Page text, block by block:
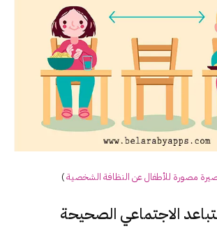
مصورة للأطفال عن النظافة الشخصية)
الاجتماعي الصحيحة